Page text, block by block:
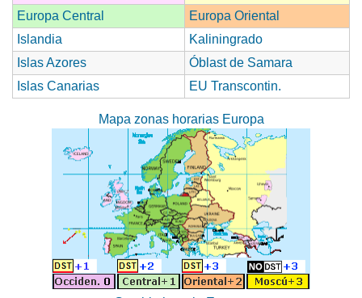
Europa Central
Europa Oriental
Islandia
Kaliningrado
Islas Azores
Óblast de Samara
Islas Canarias
EU Transcontin.
Mapa zonas horarias Europa